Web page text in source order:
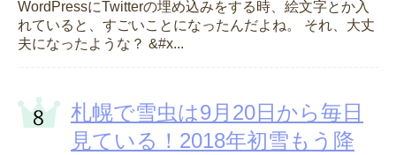
WordPressにTwitterの埋め込みをする時、絵文字とか入
れていると、すごいことになったんだよね。 それ、大丈
夫になったような？ &#x...
札幌で雪虫は9月20日から毎日
見ている！2018年初雪もう降